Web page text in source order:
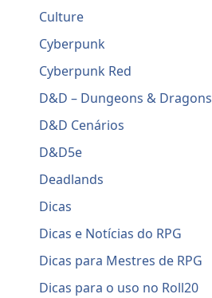
Culture
Cyberpunk
Cyberpunk Red
D&D – Dungeons & Dragons
D&D Cenários
D&D5e
Deadlands
Dicas
Dicas e Notícias do RPG
Dicas para Mestres de RPG
Dicas para o uso no Roll20